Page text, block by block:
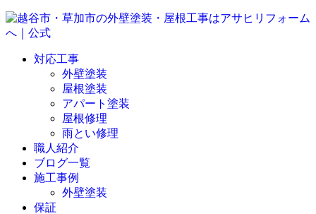
対応工事
外壁塗装
屋根塗装
アパート塗装
屋根修理
雨とい修理
職人紹介
ブログ一覧
施工事例
外壁塗装
保証